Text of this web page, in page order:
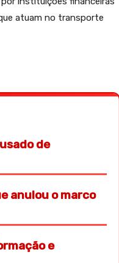
atuam no transporte
de
anulou o marco
e